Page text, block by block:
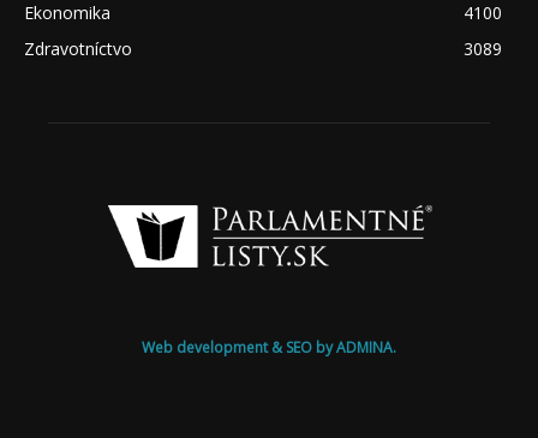
Ekonomika
4100
Zdravotníctvo
3089
Web development & SEO by ADMINA.